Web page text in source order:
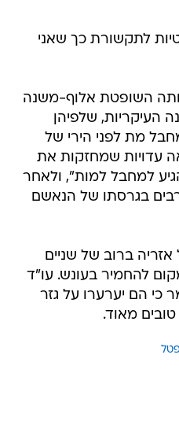
לתקשורת כך שאני
השופטת אלוף-משנה
העיקריות, שלפיהן
מת לפני הירי של
עדויות שמחזקות את
למחבל למות", ולאחר
בגרסתו של הנאשם
ברוב של שניים
להחמיר בעונש. עו"ד
כי הם יערערו על גזר
טובים מאוד.